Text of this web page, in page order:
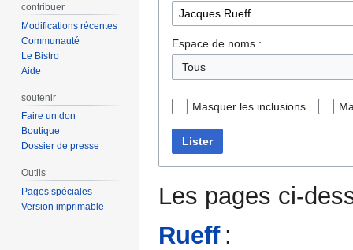
navigation
recherche
Espace de noms :
Masquer les inclusions
Lister
Les pages ci-
Rueff:
contribuer
Modifications récentes
Communauté
Le Bistro
Aide
soutenir
Faire un don
Boutique
Dossier de presse
Outils
Pages spéciales
Version imprimable